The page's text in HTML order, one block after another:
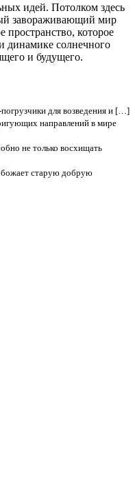
идей. Потолком здесь
завораживающий мир
которое
динамике солнечного
и будущего.
для возведения и […]
направлений в мире
не только восхищать
старую добрую